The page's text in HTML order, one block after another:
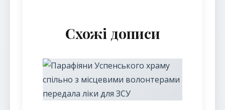
Схожі дописи